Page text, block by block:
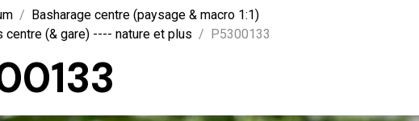
Basharage centre (paysage & macro 1:1)
centre (& gare) ---- nature et plus
P5300133